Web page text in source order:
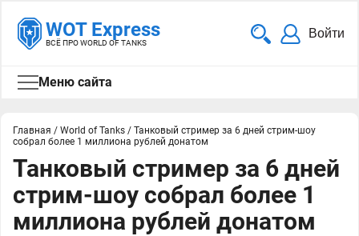
WOT Express
ВСЁ ПРО WORLD OF TANKS
Войти
Меню сайта
Главная / World of Tanks / Танковый стример за 6 дней стрим-шоу
собрал более 1 миллиона рублей донатом
Танковый стример за 6 дней
стрим-шоу собрал более 1
миллиона рублей донатом